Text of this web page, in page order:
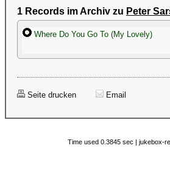
1 Records im Archiv zu Peter
Where Do You Go To (My Lovely)
Seite drucken Email
Time used 0.3845 sec | jukebox-